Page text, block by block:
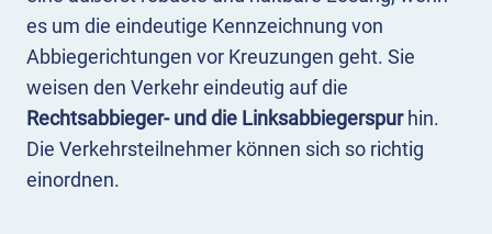
es um die eindeutige Kennzeichnung von
Abbiegerichtungen vor Kreuzungen geht. Sie
weisen den Verkehr eindeutig auf die
Rechtsabbieger- und die Linksabbiegerspurhin.
Die Verkehrsteilnehmer können sich so richtig
einordnen.